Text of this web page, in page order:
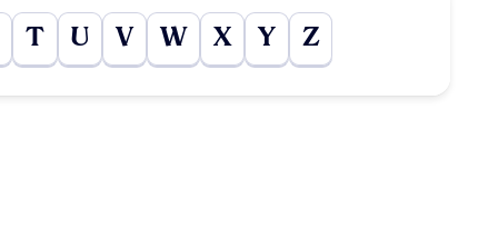
T U V W X Y Z